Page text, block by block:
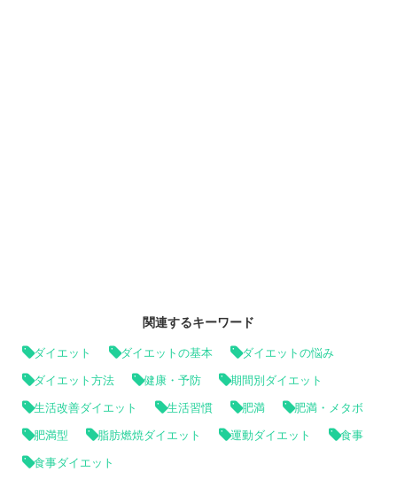
関連するキーワード
ダイエット ダイエットの基本 ダイエットの悩み
ダイエット方法 健康・予防 期間別ダイエット
生活改善ダイエット 生活習慣 肥満 肥満・メタボ
肥満型 脂肪燃焼ダイエット 運動ダイエット 食事
食事ダイエット